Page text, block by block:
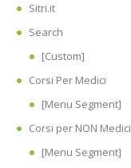
Sitri.it
Search
[Custom]
Corsi Per Medici
[Menu Segment]
Corsi per NON Medici
[Menu Segment]